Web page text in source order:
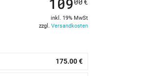
109
inkl. 19% MwSt
zzgl. Versandkosten
175.00 €